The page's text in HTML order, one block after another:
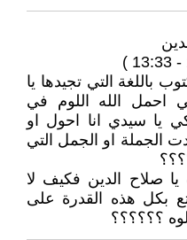
باللغة التي تجيدها يا
احمل الله اللوم في
يا سيدي انا احول او
الجملة او الجمل التي
يا صلاح الدين فكيف لا
بكل هذه القدرة على
؟؟؟؟؟؟